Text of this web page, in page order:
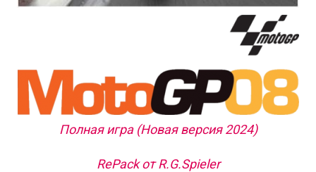
Полная игра (Новая версия 2024)
RePack от R.G.Spieler